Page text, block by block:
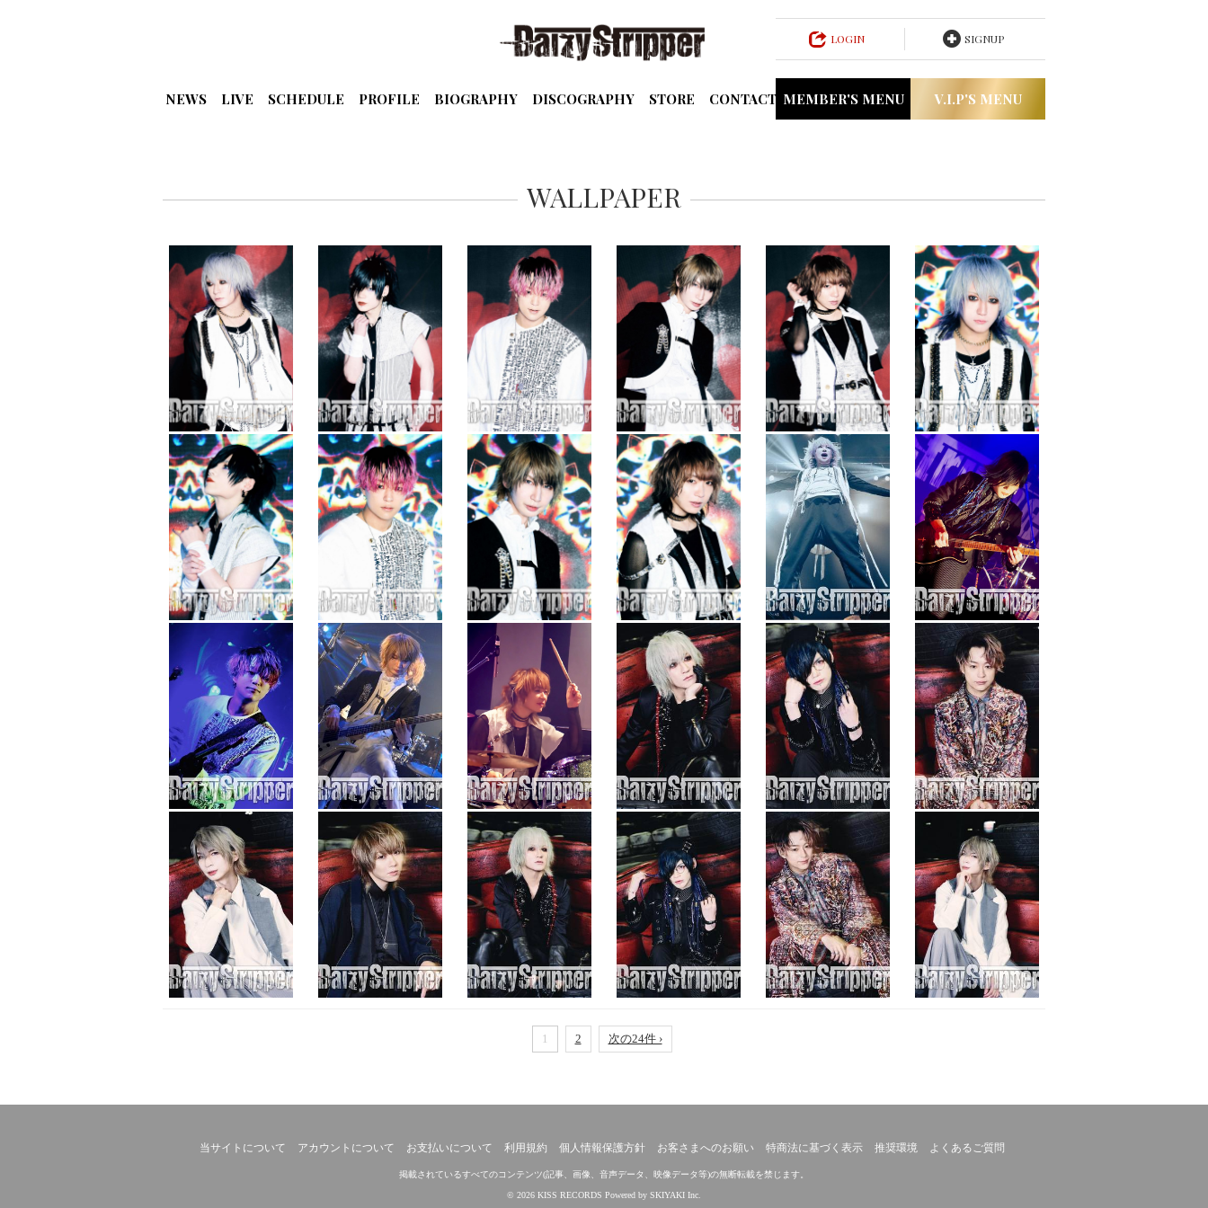
LOGIN SIGNUP
NEWS LIVE SCHEDULE PROFILE BIOGRAPHY DISCOGRAPHY STORE CONTACT V.I.P'S MENU
MEMBER'S MENU
WALLPAPER
1 2 次の24件 ›
当サイトについて アカウントについて お支払いについて 利用規約 個人情報保護方針 お客さまへのお願い 特商法に基づく表示 推奨環境 よくあるご質問
掲載されているすべてのコンテンツ(記事、画像、音声データ、映像データ等)の無断転載を禁じます。
© 2026 KISS RECORDS Powered by SKIYAKI Inc.